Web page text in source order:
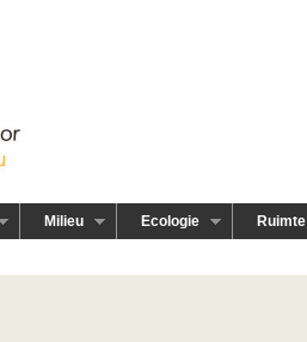
Milieu Ecologie Ruimte